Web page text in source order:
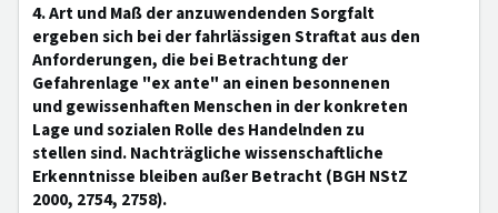
4. Art und Maß der anzuwendenden Sorgfalt
ergeben sich bei der fahrlässigen Straftat aus den
Anforderungen, die bei Betrachtung der
Gefahrenlage "ex ante" an einen besonnenen
und gewissenhaften Menschen in der konkreten
Lage und sozialen Rolle des Handelnden zu
stellen sind. Nachträgliche wissenschaftliche
Erkenntnisse bleiben außer Betracht (BGH NStZ
2000, 2754, 2758).